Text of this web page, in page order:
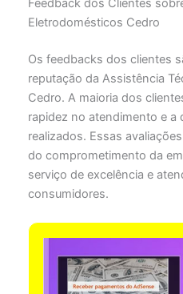
Feedback dos Clientes
Eletrodomésticos Cedro
Os feedbacks dos clientes
reputação da Assistência
Cedro. A maioria dos
rapidez no atendimento e a
realizados. Essas
do comprometimento da
serviço de excelência e
consumidores.